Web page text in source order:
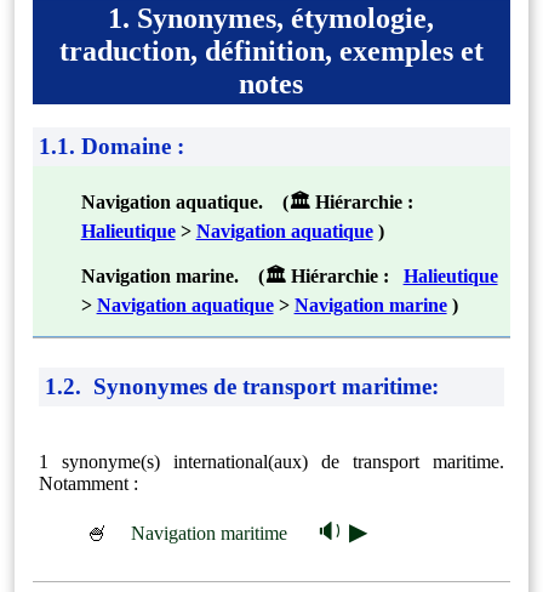
1. Synonymes, étymologie,
traduction, définition, exemples et
notes
1.1. Domaine :
Navigation aquatique. (🏛 Hiérarchie :
Halieutique > Navigation aquatique )
Navigation marine. (🏛 Hiérarchie : Halieutique
> Navigation aquatique > Navigation marine )
1.2. Synonymes de transport maritime:
1 synonyme(s) international(aux) de transport maritime.
Notamment :
🍧 Navigation maritime 🔉 ▶